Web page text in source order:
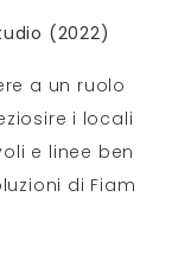
(2022)
a un ruolo
i locali
e linee ben
di Fiam